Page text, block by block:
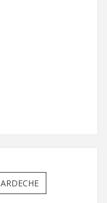
ARDECHE